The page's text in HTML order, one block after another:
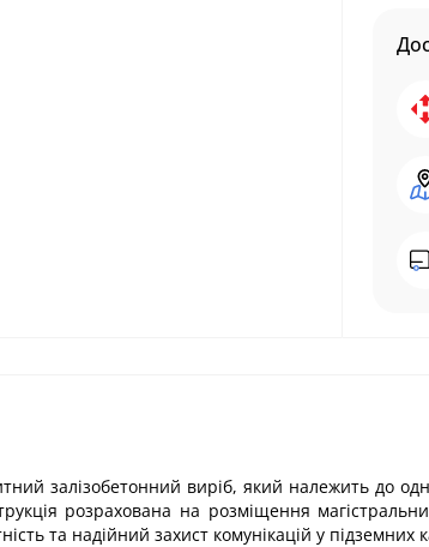
залізобетонний виріб, який належить до
розрахована на розміщення
та надійний захист комунікацій у підземних